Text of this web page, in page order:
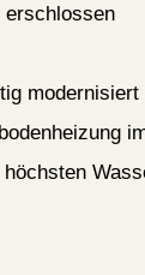
erschlossen